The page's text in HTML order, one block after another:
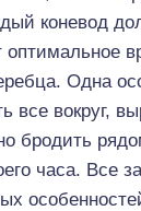
коневод
оптимальное
Одна
все вокруг,
бродить
часа. Все